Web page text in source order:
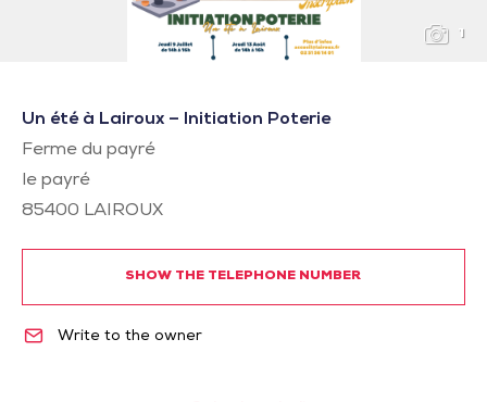
1
Un été à Lairoux – Initiation Poterie
Ferme du payré
le payré
85400 LAIROUX
SHOW THE TELEPHONE NUMBER
Write to the owner